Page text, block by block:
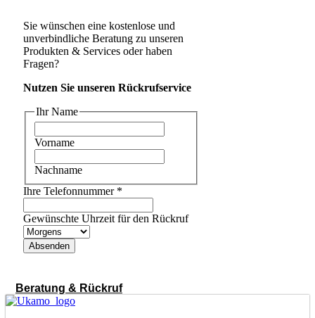
Sie wünschen eine kostenlose und
unverbindliche Beratung zu unseren
Produkten & Services oder haben
Fragen?
Nutzen Sie unseren Rückrufservice
Ihr Name
Vorname
Nachname
Ihre Telefonnummer *
Gewünschte Uhrzeit für den Rückruf
Absenden
Beratung & Rückruf